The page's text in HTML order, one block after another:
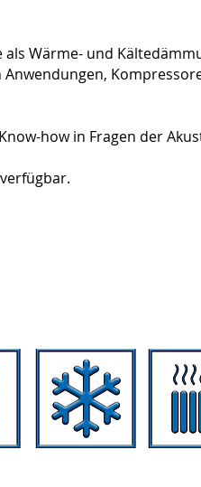
Wärme- und
how in Fragen der